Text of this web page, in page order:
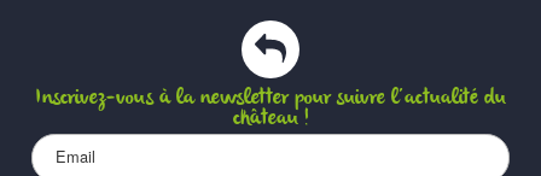
Inscrivez-vous à la newsletter pour suivre l’actualité du
château !